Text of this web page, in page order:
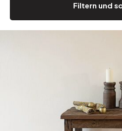
Handwerkskunst und vereint
Formen und die raue Schönheit
Holz.."
Filtern und